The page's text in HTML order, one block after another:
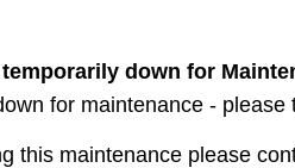
down for
for maintenance -
this maintenance please